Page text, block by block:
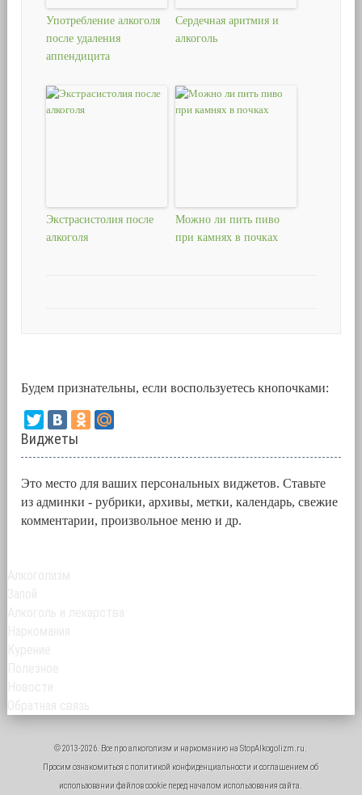
Употребление алкоголя
после удаления
аппендицита
Сердечная аритмия и
алкоголь
Экстрасистолия после
алкоголя
Можно ли пить пиво
при камнях в почках
Будем признательны, если воспользуетесь кнопочками:
Виджеты
Это место для ваших персональных виджетов. Ставьте
из админки - рубрики, архивы, метки, календарь, свежие
комментарии, произвольное меню и др.
© 2013-2026. Все проалкоголизм и наркоманию на StopAlkogolizm.ru.
Просим ознакомиться с политикой конфиденциальности исоглашением об
использовании файлов cookie перед началом использования сайта.